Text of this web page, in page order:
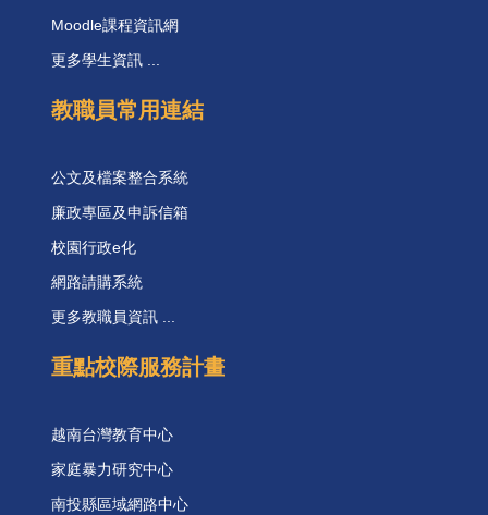
Moodle課程資訊網
更多學生資訊 ...
教職員常用連結
公文及檔案整合系統
廉政專區及申訴信箱
校園行政e化
網路請購系統
更多教職員資訊 ...
重點校際服務計畫
越南台灣教育中心
家庭暴力研究中心
南投縣區域網路中心